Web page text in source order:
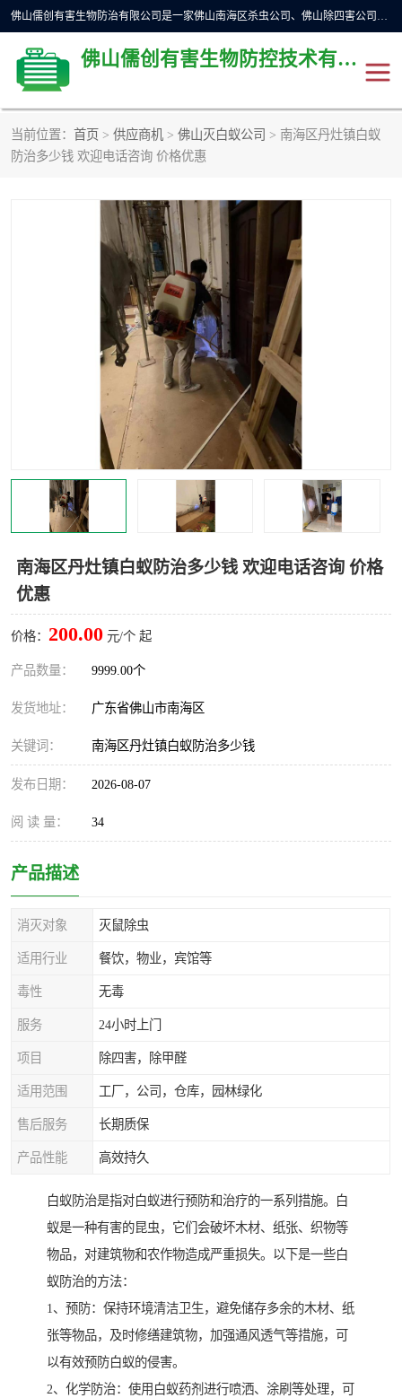
佛山儒创有害生物防治有限公司是一家佛山南海区杀虫公司、佛山除四害公司、佛山灭白蚁公司、佛山白蚁防治公司，让您远离虫害困扰。要问佛山白蚁防治哪家好？佛山儒创有害生物防治有限公司全佛山、广州，正规公司，上门勘查，可靠，售后有保障。
佛山儒创有害生物防控技术有限公司
当前位置： 首页 > 供应商机 > 佛山灭白蚁公司 > 南海区丹灶镇白蚁
防治多少钱 欢迎电话咨询 价格优惠
南海区丹灶镇白蚁防治多少钱 欢迎电话咨询 价格
优惠
价格： 200.00 元/个 起
产品数量： 9999.00个
发货地址： 广东省佛山市南海区
关键词： 南海区丹灶镇白蚁防治多少钱
发布日期： 2026-08-07
阅 读 量： 34
产品描述
消灭对象 灭鼠除虫
适用行业 餐饮，物业，宾馆等
毒性 无毒
服务 24小时上门
项目 除四害，除甲醛
适用范围 工厂，公司，仓库，园林绿化
售后服务 长期质保
产品性能 高效持久
白蚁防治是指对白蚁进行预防和治疗的一系列措施。白
蚁是一种有害的昆虫，它们会破坏木材、纸张、织物等
物品，对建筑物和农作物造成严重损失。以下是一些白
蚁防治的方法：
1、预防：保持环境清洁卫生，避免储存多余的木材、纸
张等物品，及时修缮建筑物，加强通风透气等措施，可
以有效预防白蚁的侵害。
2、化学防治：使用白蚁药剂进行喷洒、涂刷等处理，可
除四害公司
佛山白蚁防治公司
佛山灭白蚁公司 佛山杀虫公司
佛山除四害公司 灭鼠
消杀
灭跳蚤
灭蟑螂
果蝇防治
害虫防治